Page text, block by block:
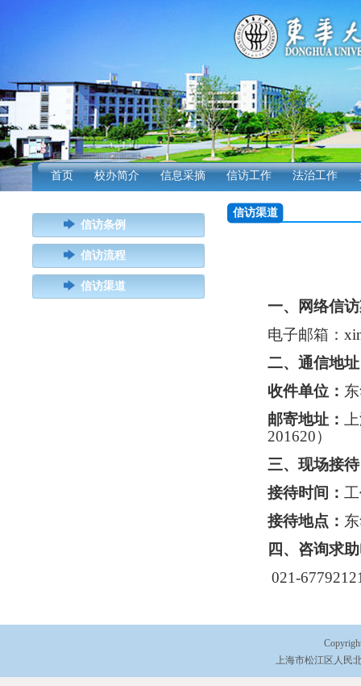
首页 校办简介 信息采摘 信访工作 法治工作
信访条例
信访流程
信访渠道
信访渠道
一、
网络信
电子邮箱：
二、 通信地址
收件单位：
邮寄地址：
201620）
三、 现场接
接待时间：
接待地点：
四、 咨询求
021-
上海市松江区人民